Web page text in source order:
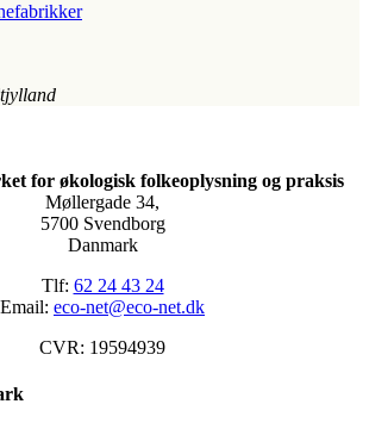
for økologisk folkeoplysning og praksis
Møllergade 34,
5700 Svendborg
Danmark
Tlf: 62 24 43 24
Email: eco-net@eco-net.dk
CVR: 19594939